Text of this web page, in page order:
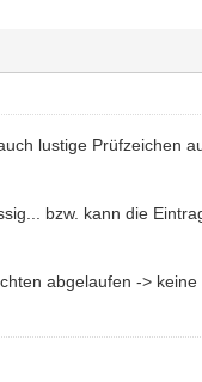
lustige Prüfzeichen
bzw. kann die
abgelaufen ->